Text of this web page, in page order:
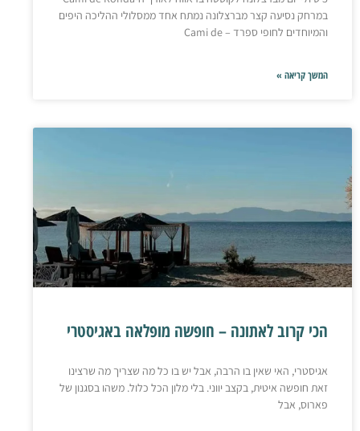
במרחק נסיעה קצר מברצלונה נמתח אחד ממסלולי ההליכה היפים
והמיוחדים לחופי ספרד – Cami de
המשך קריאה »
הכי קרוב לאתונה – חופשה מופלאה באגיסטרי
אגיסטרי, האי שאין בו הרבה, אבל יש בו כל מה שצריך מה שרצינו
זאת חופשה איטית, בקצב יווני. בלי מלון הכל כלול. משהו בסגנון של
פארוס, אבל